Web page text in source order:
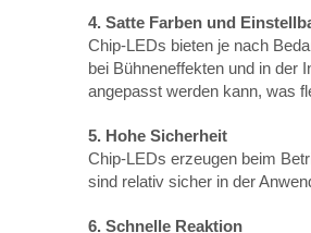
4. Satte Farben und
Chip-LEDs bieten je nach
bei Bühneneffekten und in der
angepasst werden kann, was
5. Hohe Sicherheit
Chip-LEDs erzeugen beim
sind relativ sicher in der
6. Schnelle Reaktion